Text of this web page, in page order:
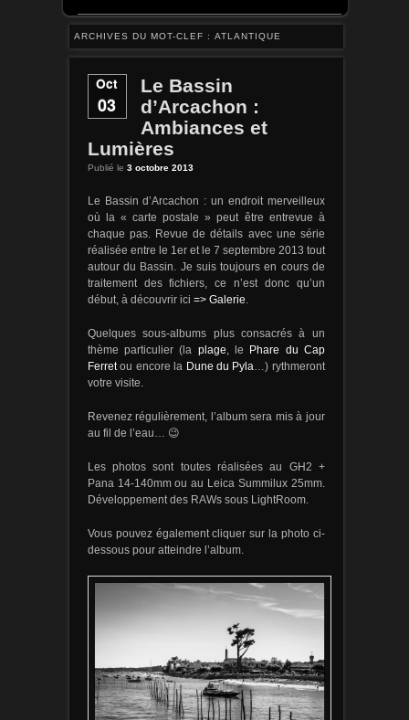
ARCHIVES DU MOT-CLEF : ATLANTIQUE
Oct
03
Le Bassin
d’Arcachon :
Ambiances et
Lumières
Publié le 3 octobre 2013
Le Bassin d’Arcachon : un endroit merveilleux
où la « carte postale » peut être entrevue à
chaque pas. Revue de détails avec une série
réalisée entre le 1er et le 7 septembre 2013 tout
autour du Bassin. Je suis toujours en cours de
traitement des fichiers, ce n’est donc qu’un
début, à découvrir ici => Galerie
Quelques sous-albums plus consacrés à un
thème particulier (la plage , le
Phare du Cap
Ferretou encore la Dune du Pyla
…) rythmeront
votre visite.
Revenez régulièrement, l’album sera mis à jour
au fil de l’eau… 😉
Les photos sont toutes réalisées au GH2 +
Pana 14-140mm ou au Leica Summilux 25mm.
Développement des RAWs sous LightRoom.
Vous pouvez également cliquer sur la photo ci-
dessous pour atteindre l’album.